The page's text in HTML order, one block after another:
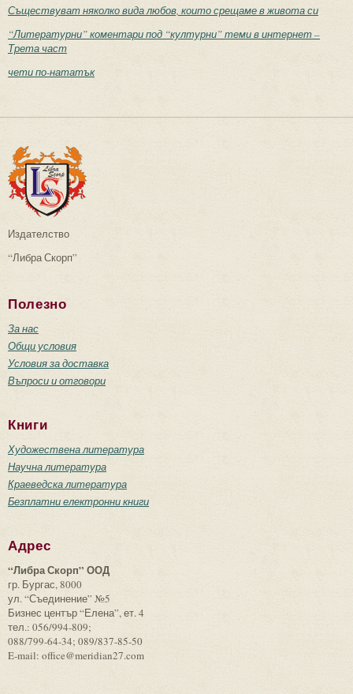
Съществуват няколко вида любов, които срещаме в живота си
“Литературни” коментари под “културни” теми в интернет –
Трета част
чети по-нататък
Издателство
“Либра Скорп”
Полезно
За нас
Общи условия
Условия за доставка
Въпроси и отговори
Книги
Художествена литература
Научна литература
Краеведска литература
Безплатни електронни книги
Адрес
“Либра Скорп” ООД
гр. Бургас, 8000
ул. “Съединение” №5
Бизнес център “Елена”, ет. 4
тел.: 056/994-809;
088/799-64-34; 089/837-85-50
E-mail: office@meridian27.com